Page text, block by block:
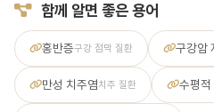
함께 알면 좋은 용어
홍반증구강 점막 질환 구강암
만성 치주염치주 질환 수평적